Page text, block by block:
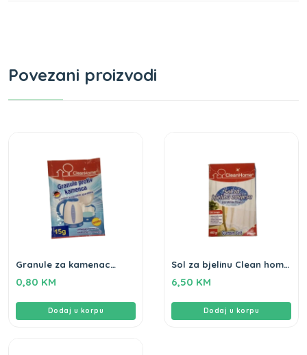
Povezani proizvodi
Granule za kamenac
0,80 KM
Dodaj u korpu
Sol za bjelinu Clean home
6,50 KM
Dodaj u korpu